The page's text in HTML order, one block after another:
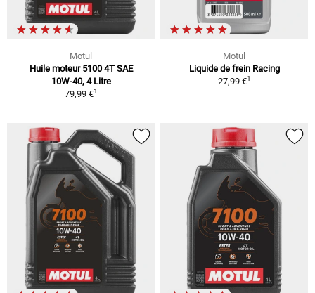
Motul
Huile moteur 5100 4T SAE
10W-40, 4 Litre
79,99 €1
Motul
Liquide de frein Racing
27,99 €1